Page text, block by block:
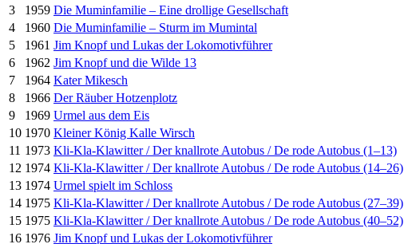
3
1959 Die Muminfamilie – Eine drollige Gesellschaft
4
1960 Die Muminfamilie – Sturm im Mumintal
5
1961 Jim Knopf und Lukas der Lokomotivführer
6
1962 Jim Knopf und die Wilde 13
7
1964 Kater Mikesch
8
1966 Der Räuber Hotzenplotz
9
1969 Urmel aus dem Eis
10 1970 Kleiner König Kalle Wirsch
11 1973 Kli-Kla-Klawitter / Der knallrote Autobus / De rode Autobus (1–13)
12 1974 Kli-Kla-Klawitter / Der knallrote Autobus / De rode Autobus (14–26)
13 1974 Urmel spielt im Schloss
14 1975 Kli-Kla-Klawitter / Der knallrote Autobus / De rode Autobus (27–39)
15 1975 Kli-Kla-Klawitter / Der knallrote Autobus / De rode Autobus (40–52)
16 1976 Jim Knopf und Lukas der Lokomotivführer